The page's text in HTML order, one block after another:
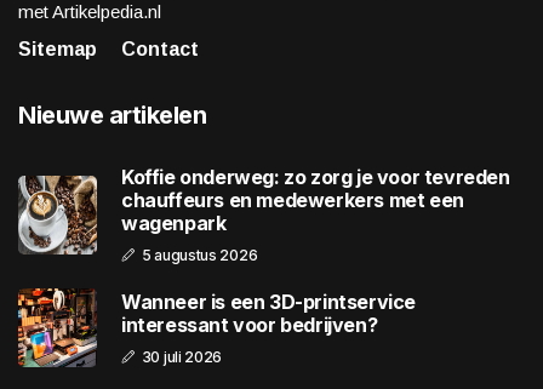
met Artikelpedia.nl
Sitemap
Contact
Nieuwe artikelen
Koffie onderweg: zo zorg je voor tevreden
chauffeurs en medewerkers met een
wagenpark
5 augustus 2026
Wanneer is een 3D-printservice
interessant voor bedrijven?
30 juli 2026